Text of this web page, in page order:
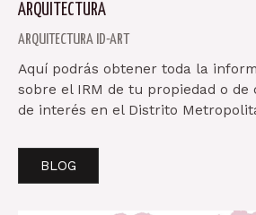
ARQUITECTURA
ARQUITECTURA ID-ART
Aquí podrás obtener toda la
sobre el IRM de tu propiedad o
de interés en el Distrito
BLOG